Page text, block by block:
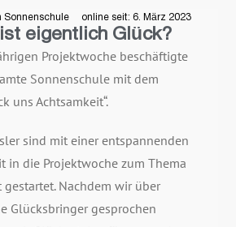
Sonnenschule online seit: 6. März 2023
eigentlich Glück?
Projektwoche beschäftigte
Sonnenschule mit dem
uns Achtsamkeit“.
sind mit einer entspannenden
in die Projektwoche zum Thema
gestartet. Nachdem wir über
Glücksbringer gesprochen